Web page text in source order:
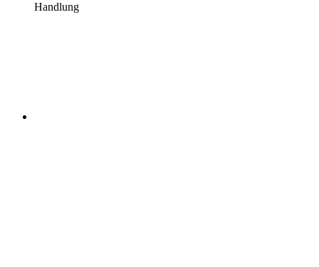
Handlung